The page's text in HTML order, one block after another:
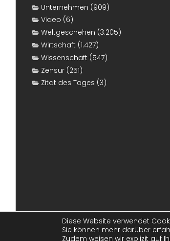
Unternehmen (909)
Video (6)
Weltgeschehen (3.205)
Wirtschaft (1.427)
Wissenschaft (547)
Zensur (251)
Zitat des Tages (3)
© 2011-2026
Diese Website verwendet
Sie können mehr darüber
Zudem weisen wir explizit auf